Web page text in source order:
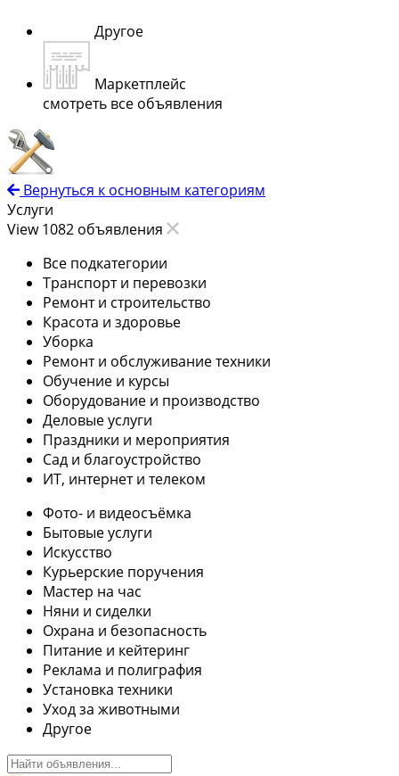
Другое
Маркетплейс
смотреть все объявления
Вернуться к основным категориям
Услуги
View 1082 объявления
Все подкатегории
Транспорт и перевозки
Ремонт и строительство
Красота и здоровье
Уборка
Ремонт и обслуживание техники
Обучение и курсы
Оборудование и производство
Деловые услуги
Праздники и мероприятия
Сад и благоустройство
ИТ, интернет и телеком
Фото- и видеосъёмка
Бытовые услуги
Искусство
Курьерские поручения
Мастер на час
Няни и сиделки
Охрана и безопасность
Питание и кейтеринг
Реклама и полиграфия
Установка техники
Уход за животными
Другое